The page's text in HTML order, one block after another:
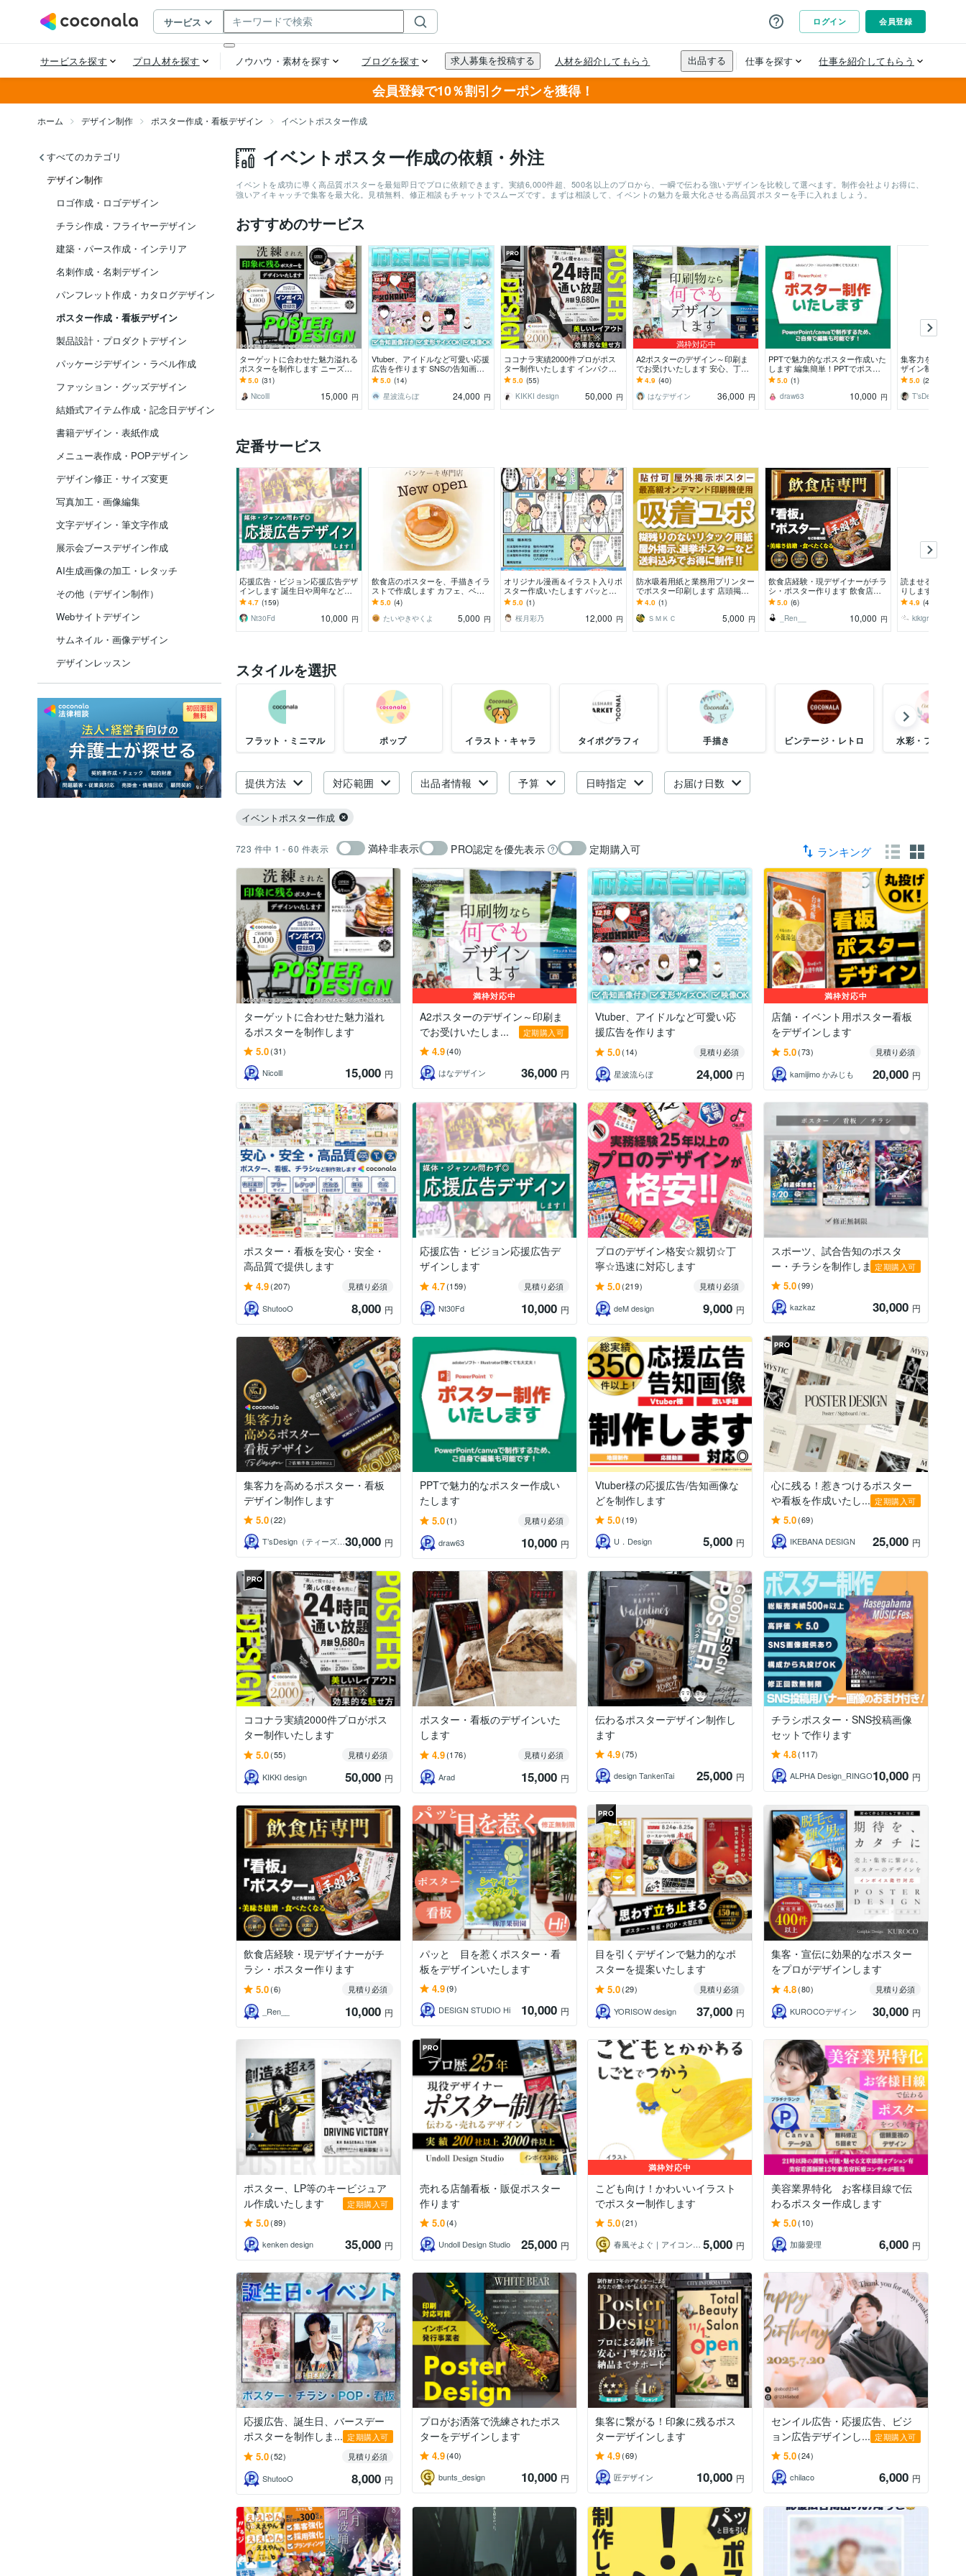
会員登録で10％割引クーポンを獲得！
ホーム デザイン制作 ポスター作成・看板デザイン イベントポスター作成
すべてのカテゴリ
デザイン制作
ロゴ作成・ロゴデザイン
チラシ作成・フライヤーデザイン
建築・パース作成・インテリア
名刺作成・名刺デザイン
パンフレット作成・カタログデザイン
ポスター作成・看板デザイン
製品設計・プロダクトデザイン
パッケージデザイン・ラベル作成
ファッション・グッズデザイン
結婚式アイテム作成・記念日デザイン
書籍デザイン・表紙作成
メニュー表作成・POPデザイン
デザイン修正・サイズ変更
写真加工・画像編集
文字デザイン・筆文字作成
展示会ブースデザイン作成
AI生成画像の加工・レタッチ
その他（デザイン制作）
Webサイトデザイン
サムネイル・画像デザイン
デザインレッスン
イベントポスター作成の依頼・外注
イベントを成功に導く高品質ポスターを最短即日でプロに依頼できます。実績6,000件超、500名以上のプロから、一瞬で伝わる強いデザインを比較して選べます。制作会社よりお得に、
強いアイキャッチで集客を最大化。見積無料、修正相談もチャットでスムーズです。まずは相談して、イベントの魅力を最大化させる高品質ポスターを手に入れましょう。
おすすめのサービス
ターゲットに合わせた魅力溢れる
ポスターを制作します ニーズに
合わせた、パーソナライズされた
デザインを提供します。
5.0 (31)
Nicolll
15,000 円
Vtuber、アイドルなど可愛い応援
広告を作ります SNSの告知画像
付き！一緒に記念日を盛り上げま
しょう！
5.0 (14)
星波流らぼ
24,000 円
ココナラ実績2000件プロがポス
ター制作いたします インパクト
重視からビジュアル重視の美しい
デザインまで
5.0 (55)
KIKKI design
50,000 円
満枠対応中
A2ポスターのデザイン～印刷ま
でお受けいたします 安心、丁寧
な対応で経歴20年のプロがデザイ
ンを提案いたします
4.9 (40)
はなデザイン
36,000 円
PPTで魅力的なポスター作成いた
します 編集簡単！PPTでポスタ
ー/チラシを作成いたします。
5.0 (1)
draw63
10,000 円
集客力を高める
ザイン制作しま
はなく、コンセ
作いたします。
5.0 (22)
定番サービス
応援広告・ビジョン応援広告デザ
インします 誕生日や周年など◎
告知画像も合わせてデザインしま
す！
4.7 (159)
Nt30Fd
10,000 円
飲食店のポスターを、手描きイラ
ストで作成します カフェ、ベー
カリー、キッチンカー開店などに
最適。
5.0 (4)
たいやきやくよ
5,000 円
オリジナル漫画＆イラスト入りポ
スター作成いたします パッと目
を引く！解説漫画入りポスターデ
ザインはお任せください
5.0 (1)
桜月彩乃
12,000 円
防水吸着用紙と業務用プリンター
でポスター印刷します 店頭掲示
物や選挙ポスターなど。印刷会社
と同品質の用紙を使用
4.0 (1)
ＳＭＫＣ
5,000 円
飲食店経験・現デザイナーがチラ
シ・ポスター作ります 飲食店様
向けに売れるポスター・看板デザ
インします！
5.0 (6)
_Ren__
10,000 円
読ませる♡デザイ
りします 《立ち
みたくなる！興
4.9 (43)
kikigraphic
スタイルを選択
フラット・ミニマル ポップ イラスト・キャラ タイポグラフィ 手描き ビンテージ・レトロ 水彩・フェミニ
提供方法 対応範囲 出品者情報 予算 日時指定 お届け日数
イベントポスター作成
723 件中 1 - 60 件表示 満枠非表示 PRO認定を優先表示 定期購入可 ランキング
ターゲットに合わせた魅力溢れ
るポスターを制作します
5.0(31)
Nicolll
15,000 円
満枠対応中
A2ポスターのデザイン～印刷ま
でお受けいたしま...
定期購入可
4.9(40)
はなデザイン
36,000 円
Vtuber、アイドルなど可愛い応
援広告を作ります
5.0(14)
見積り必須
星波流らぼ
24,000 円
満枠対応中
店舗・イベント用ポスター看板
をデザインします
5.0(73)
見積り必須
kamijimo かみじも
20,000 円
ポスター・看板を安心・安全・
高品質で提供します
4.9(207)
見積り必須
ShutooO
8,000 円
応援広告・ビジョン応援広告デ
ザインします
4.7(159)
見積り必須
Nt30Fd
10,000 円
プロのデザイン格安☆親切☆丁
寧☆迅速に対応します
5.0(219)
見積り必須
deM design
9,000 円
スポーツ、試合告知のポスタ
ー・チラシを制作しま...定期購入可
5.0(99)
kazkaz
30,000 円
集客力を高めるポスター・看板
デザイン制作します
5.0(22)
T’sDesign（ティーズデザイン） 30,000 円
PPTで魅力的なポスター作成い
たします
5.0(1)
見積り必須
draw63
10,000 円
Vtuber様の応援広告/告知画像な
どを制作します
5.0(19)
U．Design
5,000 円
心に残る！惹きつけるポスター
や看板を作成いたし... 定期購入可
5.0(69)
IKEBANA DESIGN
25,000 円
ココナラ実績2000件プロがポス
ター制作いたします
5.0(55)
見積り必須
KIKKI design
50,000 円
ポスター・看板のデザインいた
します
4.9(176)
見積り必須
Arad
15,000 円
伝わるポスターデザイン制作し
ます
4.9(75)
design TankenTai
25,000 円
チラシポスター・SNS投稿画像
セットで作ります
4.8(117)
ALPHA Design_RINGO10,000 円
飲食店経験・現デザイナーがチ
ラシ・ポスター作ります
5.0(6)
見積り必須
_Ren__
10,000 円
パッと 目を惹くポスター・看
板をデザインいたします
4.9(9)
DESIGN STUDIO Hi
10,000 円
目を引くデザインで魅力的なポ
スターを提案いたします
5.0(29)
見積り必須
YORISOW design
37,000 円
集客・宣伝に効果的なポスター
をプロがデザインします
4.8(80)
見積り必須
KUROCOデザイン
30,000 円
ポスター、LP等のキービジュア
ル作成いたします
定期購入可
5.0(89)
kenken design
35,000 円
売れる店舗看板・販促ポスター
作ります
5.0(4)
Undoll Design Studio
25,000 円
満枠対応中
こども向け！かわいいイラスト
でポスター制作します
5.0(21)
春風そよぐ｜アイコン・イラスト・ポスター 5,000 円
美容業界特化 お客様目線で伝
わるポスター作成します
5.0(10)
加藤愛理
6,000 円
応援広告、誕生日、バースデー
ポスターを制作しま... 定期購入可
5.0(52)
見積り必須
ShutooO
8,000 円
プロがお洒落で洗練されたポス
ターをデザインします
4.9(40)
bunts_design
10,000 円
集客に繋がる！印象に残るポス
ターデザインします
4.9(69)
匠デザイン
10,000 円
センイル広告・応援広告、ビジ
ョン広告デザインし... 定期購入可
5.0(24)
chilaco
6,000 円